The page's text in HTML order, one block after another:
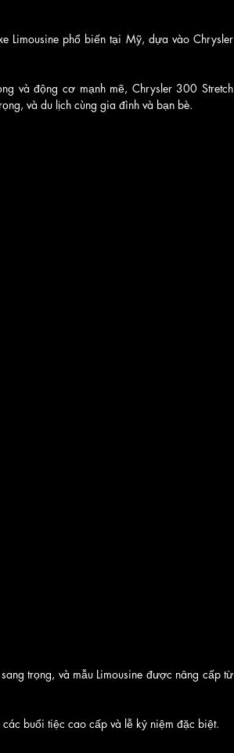
Limousine phổ biến tại Mỹ, dựa vào Chrysler
và động cơ mạnh mẽ, Chrysler 300 Stretch
và du lịch cùng gia đình và bạn bè.
trọng, và mẫu Limousine được nâng cấp từ
buổi tiệc cao cấp và lễ kỷ niệm đặc biệt.